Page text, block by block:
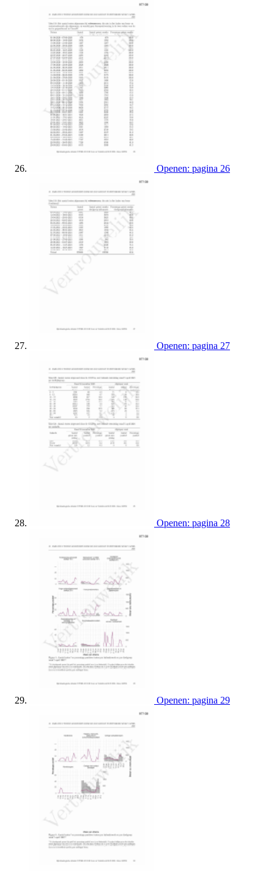
Openen: pagina 26
Openen: pagina 27
Openen: pagina 28
Openen: pagina 29